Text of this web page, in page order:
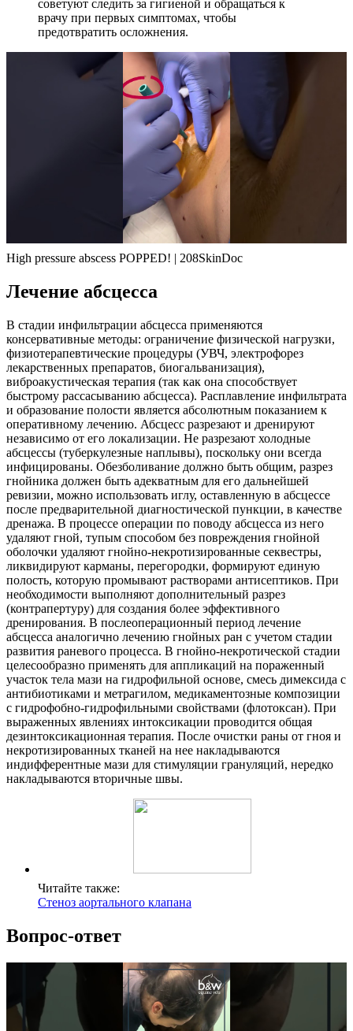
советуют следить за гигиеной и обращаться к
врачу при первых симптомах, чтобы
предотвратить осложнения.
High pressure abscess POPPED! | 208SkinDoc
Лечение абсцесса
В стадии инфильтрации абсцесса применяются
консервативные методы: ограничение физической нагрузки,
физиотерапевтические процедуры (УВЧ, электрофорез
лекарственных препаратов, биогальванизация),
виброакустическая терапия (так как она способствует
быстрому рассасыванию абсцесса). Расплавление инфильтрата
и образование полости является абсолютным показанием к
оперативному лечению. Абсцесс разрезают и дренируют
независимо от его локализации. Не разрезают холодные
абсцессы (туберкулезные наплывы), поскольку они всегда
инфицированы. Обезболивание должно быть общим, разрез
гнойника должен быть адекватным для его дальнейшей
ревизии, можно использовать иглу, оставленную в абсцессе
после предварительной диагностической пункции, в качестве
дренажа. В процессе операции по поводу абсцесса из него
удаляют гной, тупым способом без повреждения гнойной
оболочки удаляют гнойно-некротизированные секвестры,
ликвидируют карманы, перегородки, формируют единую
полость, которую промывают растворами антисептиков. При
необходимости выполняют дополнительный разрез
(контрапертуру) для создания более эффективного
дренирования. В послеоперационный период лечение
абсцесса аналогично лечению гнойных ран с учетом стадии
развития раневого процесса. В гнойно-некротической стадии
целесообразно применять для аппликаций на пораженный
участок тела мази на гидрофильной основе, смесь димексида с
антибиотиками и метрагилом, медикаментозные композиции
с гидрофобно-гидрофильными свойствами (флотоксан). При
выраженных явлениях интоксикации проводится общая
дезинтоксикационная терапия. После очистки раны от гноя и
некротизированных тканей на нее накладываются
индифферентные мази для стимуляции грануляций, нередко
накладываются вторичные швы.
Читайте также:
Стеноз аортального клапана
Вопрос-ответ